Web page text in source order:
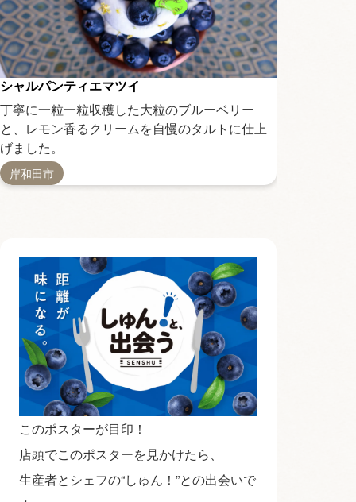
シャルパンティエマツイ
丁寧に一粒一粒収穫した大粒のブルーベリー
と、レモン香るクリームを自慢のタルトに仕上
げました。
岸和田市
このポスターが目印！
店頭でこのポスターを見かけたら、
生産者とシェフの“しゅん！”との出会いで